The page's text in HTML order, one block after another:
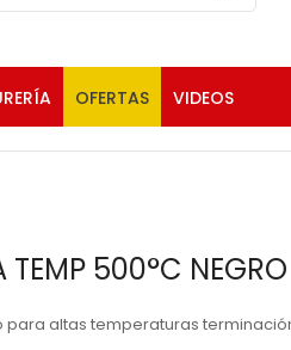
OFERTAS VIDEOS
TEMP 500°C
altas temperaturas